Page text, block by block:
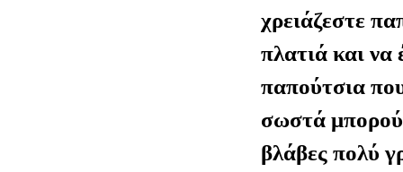
χρειάζεστε
πλατιά και να
παπούτσια
σωστά
βλάβες πολύ